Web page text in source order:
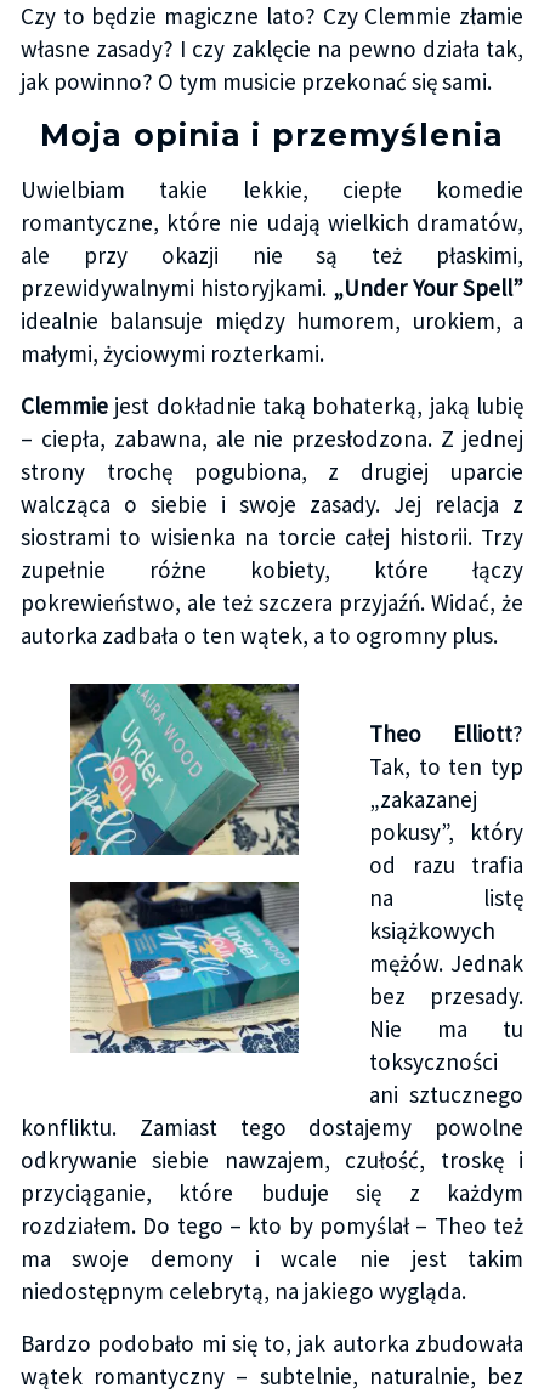
Czy to będzie magiczne lato? Czy Clemmie złamie
własne zasady? I czy zaklęcie na pewno działa tak,
jak powinno? O tym musicie przekonać się sami.
Moja opinia i przemyślenia
Uwielbiam takie lekkie, ciepłe komedie
romantyczne, które nie udają wielkich dramatów,
ale przy okazji nie są też płaskimi,
przewidywalnymi historyjkami. „Under Your Spell”
idealnie balansuje między humorem, urokiem, a
małymi, życiowymi rozterkami.
Clemmiejest dokładnie taką bohaterką, jaką lubię
– ciepła, zabawna, ale nie przesłodzona. Z jednej
strony trochę pogubiona, z drugiej uparcie
walcząca o siebie i swoje zasady. Jej relacja z
siostrami to wisienka na torcie całej historii. Trzy
zupełnie różne kobiety, które łączy
pokrewieństwo, ale też szczera przyjaźń. Widać, że
autorka zadbała o ten wątek, a to ogromny plus.
Theo Elliott?
Tak, to ten typ
„zakazanej
pokusy”, który
od razu trafia
na listę
książkowych
mężów. Jednak
bez przesady.
Nie ma tu
toksyczności
ani sztucznego
konfliktu. Zamiast tego dostajemy powolne
odkrywanie siebie nawzajem, czułość, troskę i
przyciąganie, które buduje się z każdym
rozdziałem. Do tego – kto by pomyślał – Theo też
ma swoje demony i wcale nie jest takim
niedostępnym celebrytą, na jakiego wygląda.
Bardzo podobało mi się to, jak autorka zbudowała
wątek romantyczny – subtelnie, naturalnie, bez